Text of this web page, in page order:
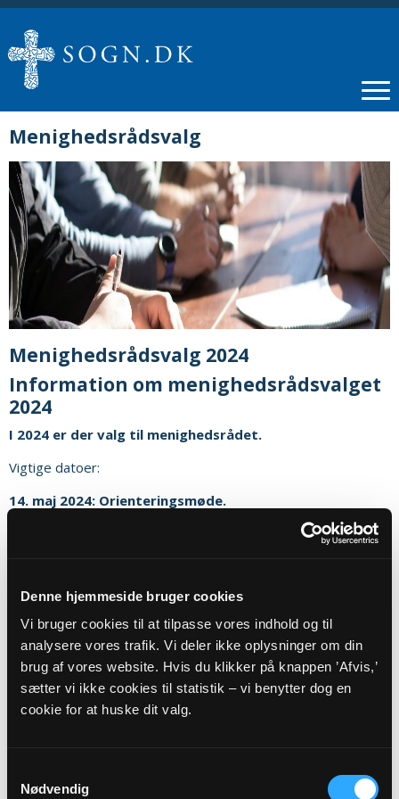
Denne hjemmeside bruger cookies
Vi bruger cookies til at tilpasse vores indhold og til
analysere vores trafik. Vi deler ikke oplysninger om din
brug af vores website. Hvis du klikker på knappen ’Afvis,’
sætter vi ikke cookies til statistik – vi benytter dog en
cookie for at huske dit valg.
Nødvendig
Menighedsrådsvalg
Menighedsrådsvalg 2024
Information om menighedsrådsvalget
2024
I 2024 er der valg til menighedsrådet.
Vigtige datoer:
14. maj 2024: Orienteringsmøde.
På orienteringsmødet vil dit lokale menighedsråd fortælle om
kandidater, der skal vælges til menighedsrådet og datoer og
vælges.
17. september 2024: Valgforsamling
På valgforsamling kan du enten selv stille op som kandidat
eller ved at være med til at vælge, hvem der skal sidde i
menighedsrådene foregår ved skriftlig afstemning mellem
kandidaterne og resultatet heraf afgør, hvem der er valgt til